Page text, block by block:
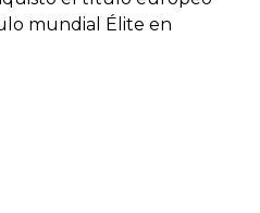
mundial Élite en